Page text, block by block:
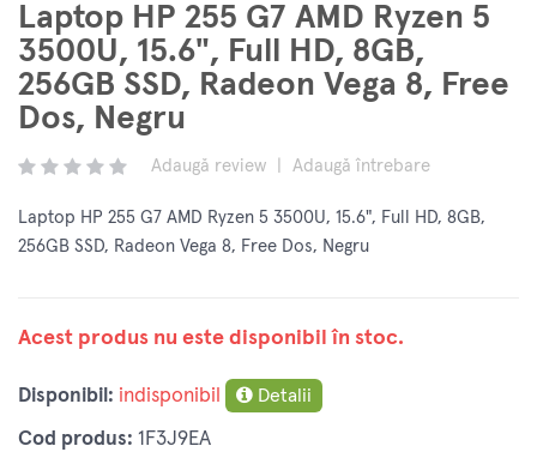
Laptop HP 255 G7 AMD Ryzen 5
3500U, 15.6", Full HD, 8GB,
256GB SSD, Radeon Vega 8, Free
Dos, Negru
Adaugă review Adaugă întrebare
Laptop HP 255 G7 AMD Ryzen 5 3500U, 15.6", Full HD, 8GB,
256GB SSD, Radeon Vega 8, Free Dos, Negru
Acest produs nu este disponibil în stoc.
Disponibil: indisponibil Detalii
Cod produs: 1F3J9EA